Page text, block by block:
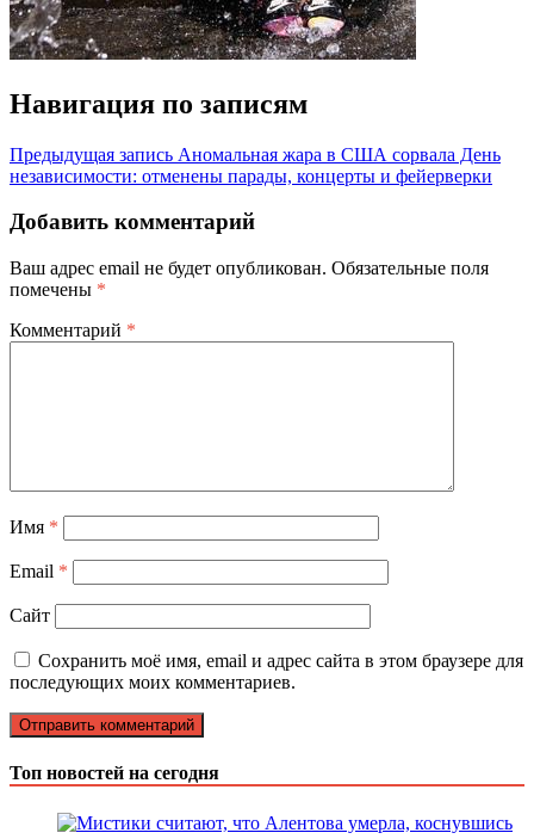
Навигация по записям
Предыдущая запись Аномальная жара в США сорвала День
независимости: отменены парады, концерты и фейерверки
Добавить комментарий
Ваш адрес email не будет опубликован. Обязательные поля
помечены *
Комментарий *
Имя *
Email *
Сайт
Сохранить моё имя, email и адрес сайта в этом браузере для
последующих моих комментариев.
Топ новостей на сегодня